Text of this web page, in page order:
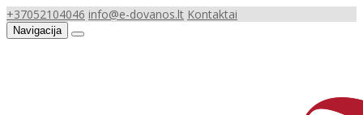
+37052104046 info@e-dovanos.lt Kontaktai
Navigacija